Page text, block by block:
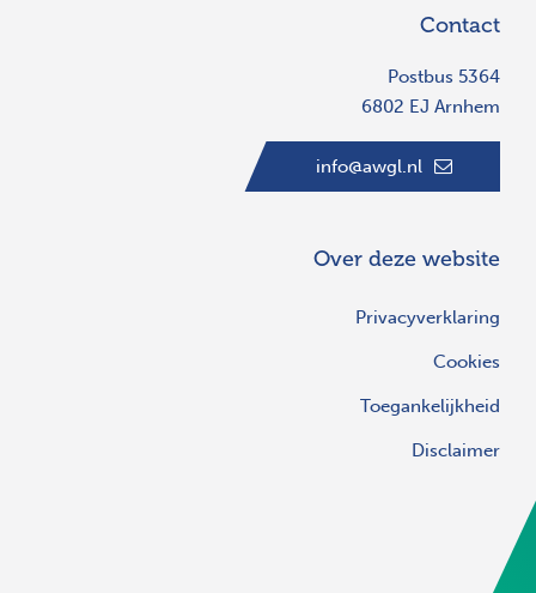
Contact
Postbus 5364
6802 EJ Arnhem
info@awgl.nl
Over deze website
Privacyverklaring
Cookies
Toegankelijkheid
Disclaimer